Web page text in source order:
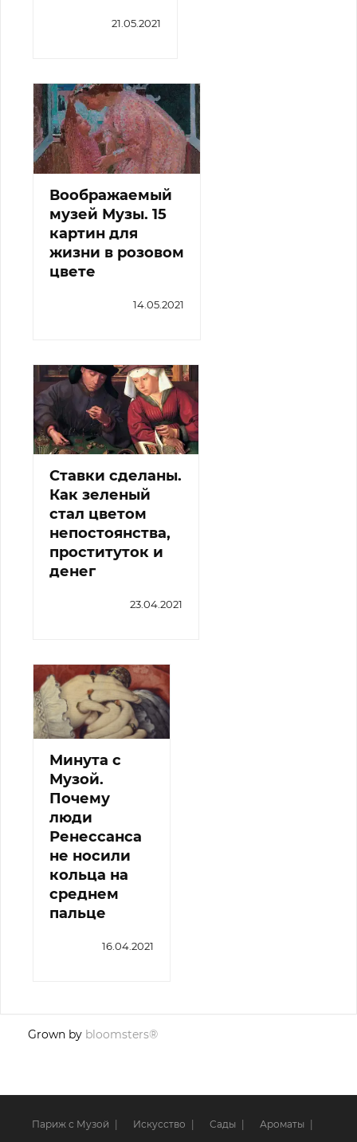
21.05.2021
Воображаемый
музей Музы. 15
картин для
жизни в розовом
цвете
14.05.2021
Ставки сделаны.
Как зеленый
стал цветом
непостоянства,
проституток и
денег
23.04.2021
Минута с
Музой.
Почему
люди
Ренессанса
не носили
кольца на
среднем
пальце
16.04.2021
Grown by bloomsters®
Париж с Музой Искусство Сады Ароматы